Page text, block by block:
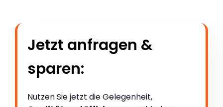
Jetzt anfragen &
sparen:
Nutzen Sie jetzt die Gelegenheit,